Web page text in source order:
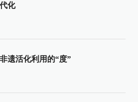
化
遗活化利用的“度”